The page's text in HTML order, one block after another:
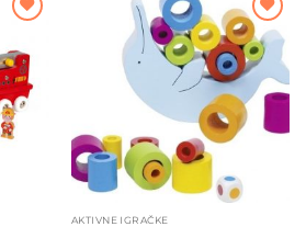
na listu
želja
Dodajte
na listu
želja
AKTIVNE IGRAČKE